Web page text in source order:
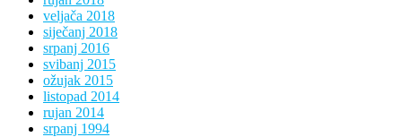
veljača 2018
siječanj 2018
srpanj 2016
svibanj 2015
ožujak 2015
listopad 2014
rujan 2014
srpanj 1994